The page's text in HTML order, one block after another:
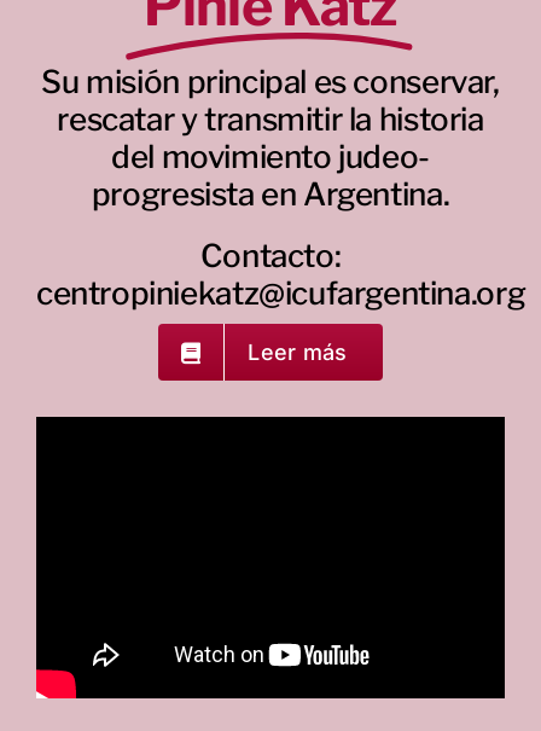
Su misión principal es conservar,
rescatar y transmitir la historia
del movimiento judeo-
progresista en Argentina.
Contacto:
centropiniekatz@icufargentina.org
Leer más